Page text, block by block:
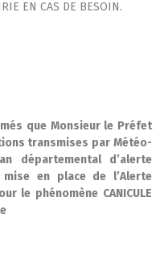
EN CAS DE BESOIN.
que Monsieur le Préfet
transmises par Météo-
départemental d’alerte
en place de l’Alerte
le phénomène CANICULE